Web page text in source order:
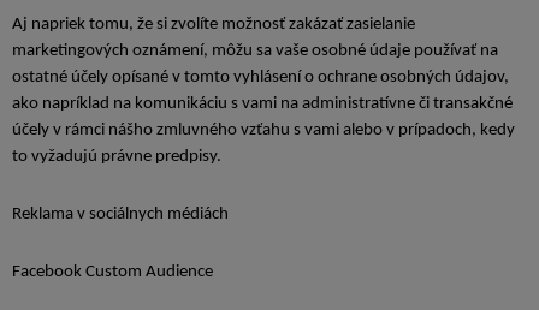
Aj napriek tomu, že si zvolíte možnosť zakázať zasielanie
marketingových oznámení, môžu sa vaše osobné údaje používať na
ostatné účely opísané v tomto vyhlásení o ochrane osobných údajov,
ako napríklad na komunikáciu s vami na administratívne či transakčné
účely v rámci nášho zmluvného vzťahu s vami alebo v prípadoch, kedy
to vyžadujú právne predpisy.
Reklama v sociálnych médiách
Facebook Custom Audience